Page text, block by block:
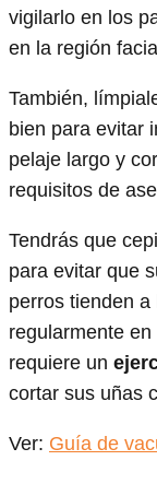
vigilarlo en los
en la región
También,
bien para evitar
pelaje largo y
requisitos de
Tendrás que
para evitar que
perros tienden
regularmente
requiere un
cortar sus uñas
Ver: Guía de